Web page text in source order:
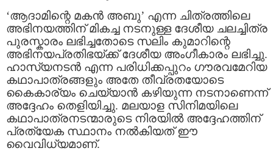
‘ആദാമിന്റെ മകൻ അബു’ എന്ന ചിത്രത്തിലെ
അഭിനയത്തിന് മികച്ച നടനുള്ള ദേശീയ ചലച്ചിത്ര
പുരസ്കാരം ലഭിച്ചതോടെ സലിം കുമാറിന്റെ
അഭിനയപ്രതിഭയ്ക്ക് ദേശീയ അംഗീകാരം ലഭിച്ചു.
ഹാസ്യനടൻ എന്ന പരിധിക്കപ്പുറം ഗൗരവമേറിയ
കഥാപാത്രങ്ങളും അതേ തീവ്രതയോടെ
കൈകാര്യം ചെയ്യാൻ കഴിയുന്ന നടനാണെന്ന്
അദ്ദേഹം തെളിയിച്ചു. മലയാള സിനിമയിലെ
കഥാപാത്രനടന്മാരുടെ നിരയിൽ അദ്ദേഹത്തിന്
പ്രത്യേക സ്ഥാനം നൽകിയത് ഈ
വൈവിധ്യമാണ്.